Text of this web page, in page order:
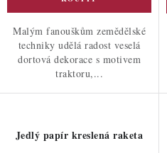
Malým fanouškům zemědělské
techniky udělá radost veselá
dortová dekorace s motivem
traktoru,...
Jedlý papír kreslená raketa